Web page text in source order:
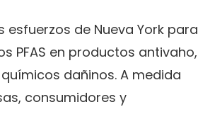
esfuerzos de Nueva York para
PFAS en productos antivaho,
dañinos. A medida
consumidores y